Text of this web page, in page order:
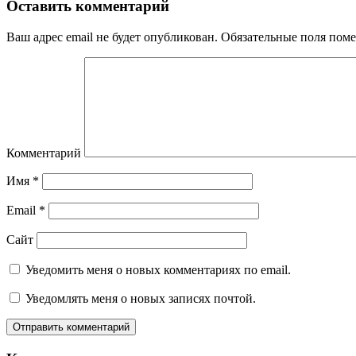
Оставить комментарий
Ваш адрес email не будет опубликован. Обязательные поля
Комментарий
Имя *
Email *
Сайт
Уведомить меня о новых комментариях по email.
Уведомлять меня о новых записях почтой.